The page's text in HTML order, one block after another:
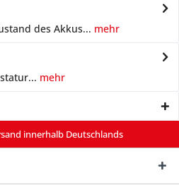
des Akkus... mehr
mehr
innerhalb Deutschlands